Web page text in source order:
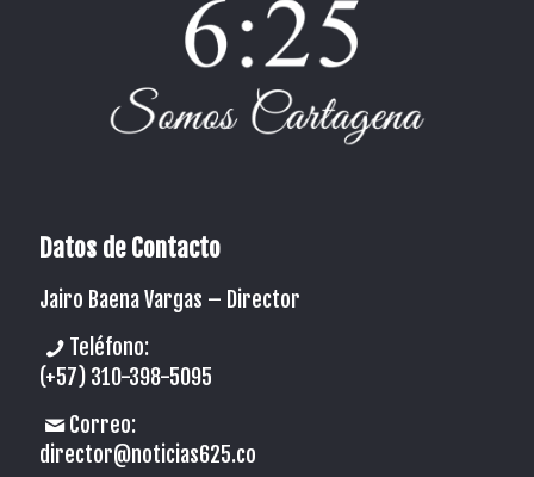
Datos de Contacto
Jairo Baena Vargas – Director
Teléfono:
(+57) 310-398-5095
Correo:
director@noticias625.co